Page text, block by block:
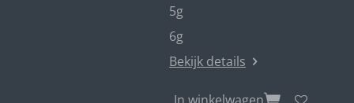
5g
6g
Bekijk details
In winkelwagen